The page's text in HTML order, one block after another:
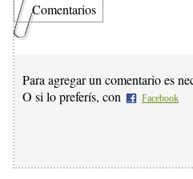
Comentarios
Para agregar un comentario es
O si lo preferís, con Facebook